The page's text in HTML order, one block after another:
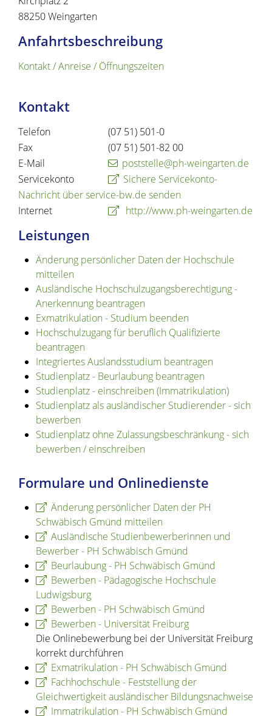
88250Weingarten
Anfahrtsbeschreibung
Kontakt / Anreise / Öffnungszeiten
Kontakt
Telefon (07 51) 501-0
Fax
(07 51) 501-82 00
E-Mail
poststelle@ph-weingarten.de
Servicekonto
Sichere Servicekonto-
Nachricht über service-bw.de senden
Internet
http://www.ph-weingarten.de
Leistungen
Änderung persönlicher Daten der Hochschule
mitteilen
Ausländische Hochschulzugangsberechtigung -
Anerkennung beantragen
Exmatrikulation - Studium beenden
Hochschulzugang für beruflich Qualifizierte
beantragen
Integriertes Auslandsstudium beantragen
Studienplatz - Beurlaubung beantragen
Studienplatz - einschreiben (Immatrikulation)
Studienplatz als ausländischer Studierender - sich
bewerben
Studienplatz ohne Zulassungsbeschränkung - sich
bewerben / einschreiben
Formulare und Onlinedienste
Änderung persönlicher Daten der PH
Schwäbisch Gmünd mitteilen
Ausländische Studienbewerberinnen und
Bewerber - PH Schwäbisch Gmünd
Beurlaubung - PH Schwäbisch Gmünd
Bewerben - Pädagogische Hochschule
Ludwigsburg
Bewerben - PH Schwäbisch Gmünd
Bewerben - Universität Freiburg
Die Onlinebewerbung bei der Universität Freiburg
korrekt durchführen
Exmatrikulation - PH Schwäbisch Gmünd
Fachhochschule - Feststellung der
Gleichwertigkeit ausländischer Bildungsnachweise
Immatrikulation - PH Schwäbisch Gmünd